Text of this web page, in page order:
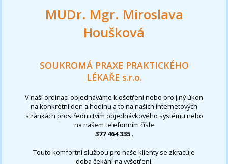
MUDr. Mgr. Miroslava
Houšková
SOUKROMÁ PRAXE PRAKTICKÉHO
LÉKAŘE s.r.o.
V naší ordinaci objednáváme k ošetření nebo pro jiný úkon
na konkrétní den a hodinu a to na našich internetových
stránkách prostřednictvím objednávkového systému nebo
na našem telefonním čísle
377 464 335 .
Touto komfortní službou pro naše klienty se zkracuje
doba čekání na vyšetření.